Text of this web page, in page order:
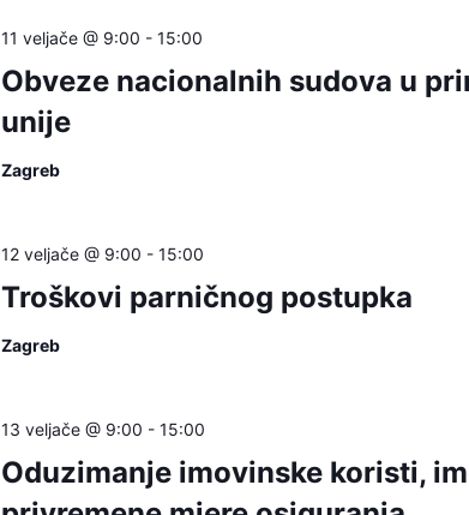
Obveze nacionalnih sudova u
unije
11 veljače @ 9:00 - 15:00
Zagreb
Troškovi parničnog postupka
12 veljače @ 9:00 - 15:00
Zagreb
Oduzimanje imovinske koristi,
13 veljače @ 9:00 - 15:00